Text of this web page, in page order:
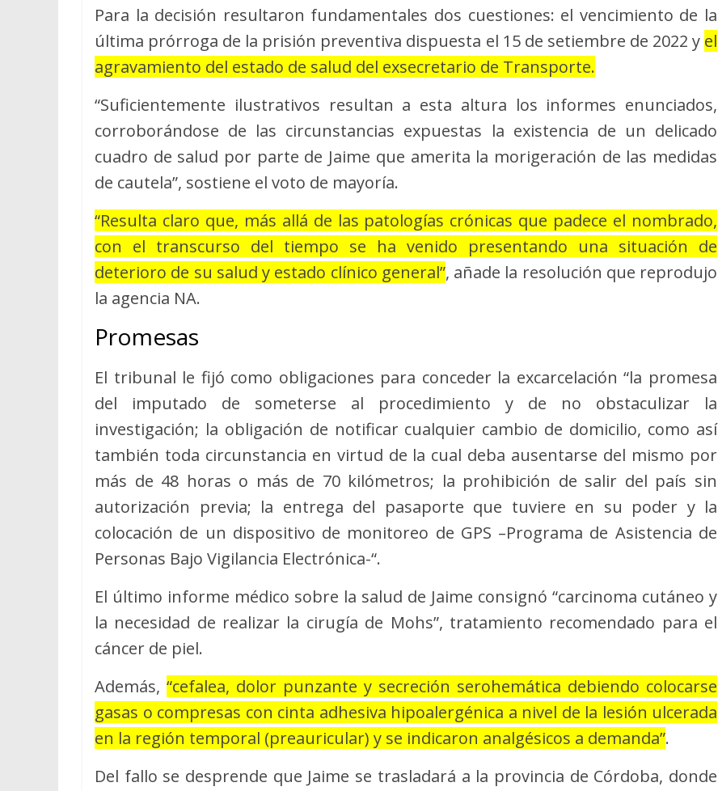
Para la decisión resultaron fundamentales dos cuestiones: el vencimiento de la
última prórroga de la prisión preventiva dispuesta el 15 de setiembre de 2022 y el
agravamiento del estado de salud del exsecretario de Transporte.
“Suficientemente ilustrativos resultan a esta altura los informes enunciados,
corroborándose de las circunstancias expuestas la existencia de un delicado
cuadro de salud por parte de Jaime que amerita la morigeración de las medidas
de cautela”, sostiene el voto de mayoría.
“Resulta claro que, más allá de las patologías crónicas que padece el nombrado,
con el transcurso del tiempo se ha venido presentando una situación de
deterioro de su salud y estado clínico general”, añade la resolución que reprodujo
la agencia NA.
Promesas
El tribunal le fijó como obligaciones para conceder la excarcelación “la promesa
del imputado de someterse al procedimiento y de no obstaculizar la
investigación; la obligación de notificar cualquier cambio de domicilio, como así
también toda circunstancia en virtud de la cual deba ausentarse del mismo por
más de 48 horas o más de 70 kilómetros; la prohibición de salir del país sin
autorización previa; la entrega del pasaporte que tuviere en su poder y la
colocación de un dispositivo de monitoreo de GPS –Programa de Asistencia de
Personas Bajo Vigilancia Electrónica-“.
El último informe médico sobre la salud de Jaime consignó “carcinoma cutáneo y
la necesidad de realizar la cirugía de Mohs”, tratamiento recomendado para el
cáncer de piel.
Además, “cefalea, dolor punzante y secreción serohemática debiendo colocarse
gasas o compresas con cinta adhesiva hipoalergénica a nivel de la lesión ulcerada
en la región temporal (preauricular) y se indicaron analgésicos a demanda”.
Del fallo se desprende que Jaime se trasladará a la provincia de Córdoba, donde